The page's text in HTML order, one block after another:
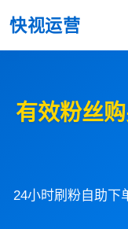
快视运营
有效粉丝
24小时刷粉自助下